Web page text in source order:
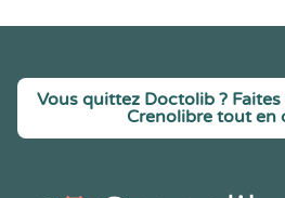
Vous quittez Doctolib ?
Crenolibre tout en